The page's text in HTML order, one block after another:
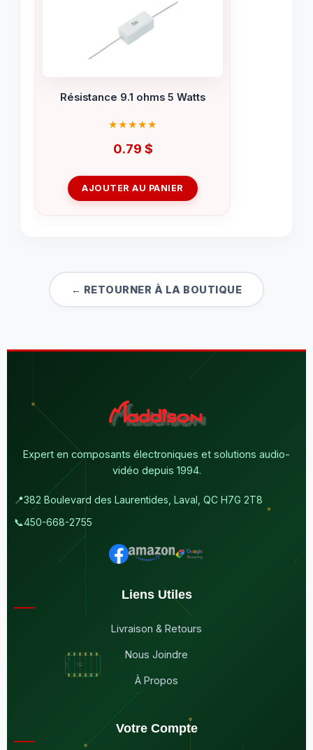
Résistance 9.1 ohms 5 Watts
0.79 $
AJOUTER AU PANIER
← RETOURNER À LA BOUTIQUE
Expert en composants électroniques et solutions audio-
vidéo depuis 1994.
📍382 Boulevard des Laurentides, Laval, QC H7G 2T8
📞450-668-2755
Liens Utiles
Livraison & Retours
Nous Joindre
À Propos
Votre Compte